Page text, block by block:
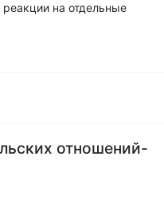
на отдельные
отношений-